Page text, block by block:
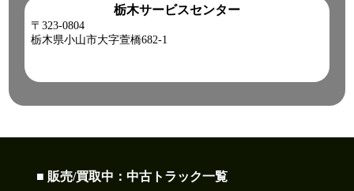
栃木サービスセンター
〒323-0804
栃木県小山市大字萱橋682-1
■ 販売/買取中：中古トラック一覧